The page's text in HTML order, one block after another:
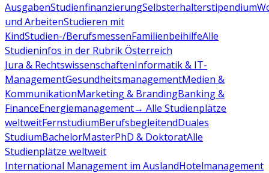
AusgabenStudienfinanzierungSelbsterhalterstipendium
und ArbeitenStudieren mit
KindStudien-/BerufsmessenFamilienbeihilfeAlle
Studieninfos in der Rubrik Österreich
Jura & RechtswissenschaftenInformatik & IT-
ManagementGesundheitsmanagementMedien &
KommunikationMarketing & BrandingBanking &
FinanceEnergiemanagement→ Alle Studienplätze
weltweitFernstudiumBerufsbegleitendDuales
StudiumBachelorMasterPhD & DoktoratAlle
Studienplätze weltweit
International Management im AuslandHotelmanagement